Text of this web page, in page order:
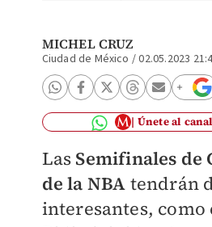
MICHEL CRUZ
Ciudad de México /02.05.2023
Únete al
Las Semifinales de
de la NBA tendrán
interesantes, como